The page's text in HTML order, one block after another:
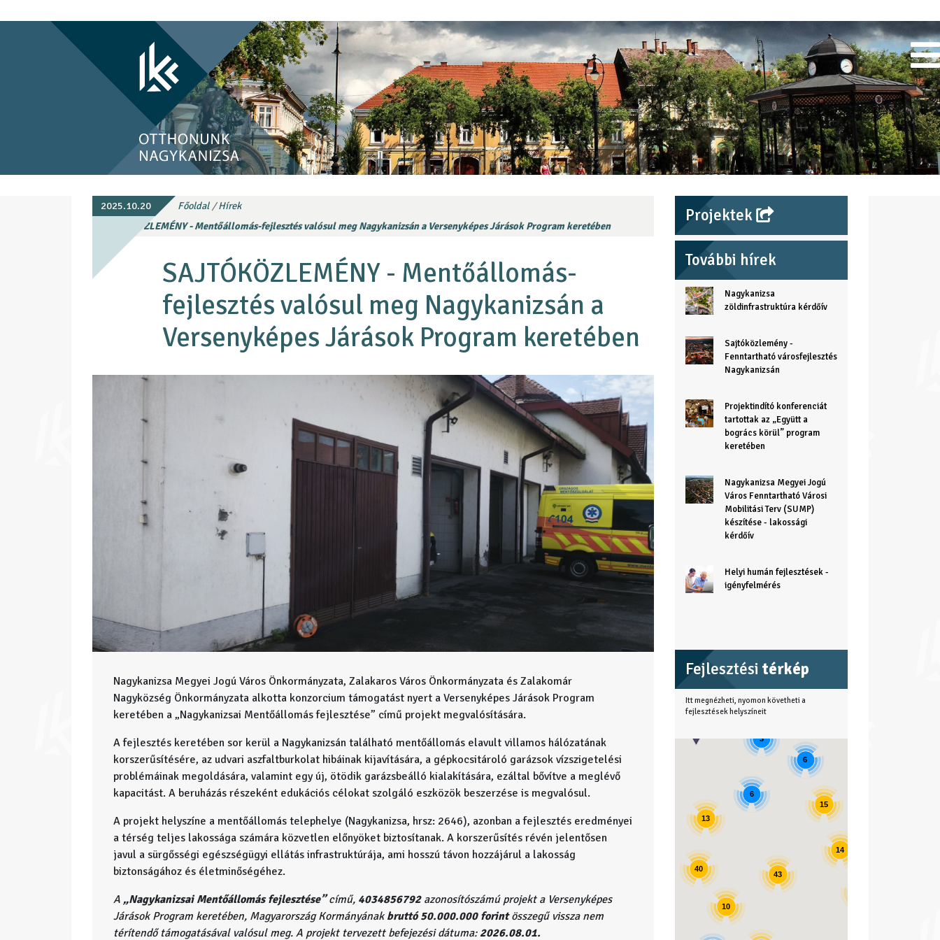
2025.10.20 Főoldal
Hírek
SAJTÓKÖZLEMÉNY - Mentőállomás-fejlesztés valósul meg Nagykanizsán a Versenyképes Járások Program keretében
SAJTÓKÖZLEMÉNY - Mentőállomás-
fejlesztés valósul meg Nagykanizsán a
Versenyképes Járások Program keretében
Nagykanizsa Megyei Jogú Város Önkormányzata, Zalakaros Város Önkormányzata és Zalakomár
Nagyközség Önkormányzata alkotta konzorcium támogatást nyert a Versenyképes Járások Program
keretében a „Nagykanizsai Mentőállomás fejlesztése” című projekt megvalósítására.
A fejlesztés keretében sor kerül a Nagykanizsán található mentőállomás elavult villamos hálózatának
korszerűsítésére, az udvari aszfaltburkolat hibáinak kijavítására, a gépkocsitároló garázsok vízszigetelési
problémáinak megoldására, valamint egy új, ötödik garázsbeálló kialakítására, ezáltal bővítve a meglévő
kapacitást. A beruházás részeként edukációs célokat szolgáló eszközök beszerzése is megvalósul.
A projekt helyszíne a mentőállomás telephelye (Nagykanizsa, hrsz: 2646), azonban a fejlesztés eredményei
a térség teljes lakossága számára közvetlen előnyöket biztosítanak. A korszerűsítés révén jelentősen
javul a sürgősségi egészségügyi ellátás infrastruktúrája, ami hosszú távon hozzájárul a lakosság
biztonságához és életminőségéhez.
A „Nagykanizsai Mentőállomás fejlesztése”című, 4034856792azonosítószámú projekt a Versenyképes
Járások Program keretében, Magyarország Kormányának bruttó 50.000.000 forintösszegű vissza nem
térítendő támogatásával valósul meg. A projekt tervezett befejezési dátuma: 2026.08.01.
Projektek
További hírek
Nagykanizsa
zöldinfrastruktúra kérdőív
Sajtóközlemény -
Fenntartható városfejlesztés
Nagykanizsán
Projektindító konferenciát
tartottak az „Együtt a
bogrács körül” program
keretében
Nagykanizsa Megyei Jogú
Város Fenntartható Városi
Mobilitási Terv (SUMP)
készítése - lakossági
kérdőív
Helyi humán fejlesztések -
igényfelmérés
Fejlesztési térkép
Itt megnézheti, nyomon követheti a
fejlesztések helyszíneit
40
43
6
13
15
6
3
14
10